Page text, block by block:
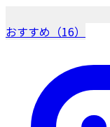
おすすめ（16）